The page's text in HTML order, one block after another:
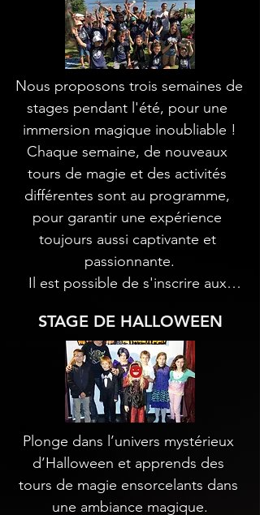
Nous proposons trois semaines de
stages pendant l'été, pour une
immersion magique inoubliable !
Chaque semaine, de nouveaux
tours de magie et des activités
différentes sont au programme,
pour garantir une expérience
toujours aussi captivante et
passionnante.
Il est possible de s'inscrire aux
les mêmes tours !
STAGE DE HALLOWEEN
Plonge dans l’univers mystérieux
d’Halloween et apprends des
tours de magie ensorcelants dans
une ambiance magique.